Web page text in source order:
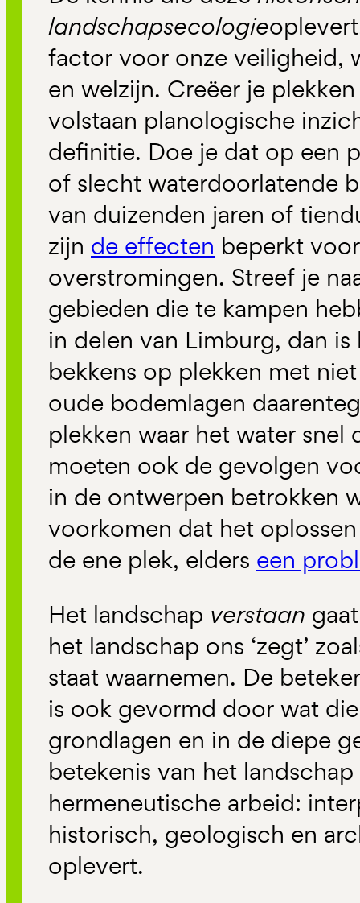
landschapsecologie
factor voor onze veiligheid,
en welzijn. Creëer je
volstaan planologische
definitie. Doe je dat op een
of slecht waterdoorlatende
van duizenden jaren of
zijn de effecten beperkt
overstromingen. Streef je
gebieden die te kampen
in delen van Limburg, dan
bekkens op plekken met
oude bodemlagen
plekken waar het water snel
moeten ook de gevolgen
in de ontwerpen betrokken
voorkomen dat het
de ene plek, elders een
Het landschap verstaan
het landschap ons ‘zegt’
staat waarnemen. De
is ook gevormd door wat
grondlagen en in de diepe
betekenis van het
hermeneutische arbeid:
historisch, geologisch en
oplevert.